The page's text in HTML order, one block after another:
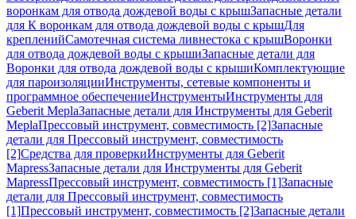
воронкам для отвода дождевой воды с крышЗапасные детали
для К воронкам для отвода дождевой воды с крышДля
крепленийСамотечная система ливнестока с крышВоронки
для отвода дождевой воды с крышиЗапасные детали для
Воронки для отвода дождевой воды с крышиКомплектующие
для пароизоляцииИнструменты, сетевые компоненты и
программное обеспечениеИнструментыИнструменты для
Geberit MeplaЗапасные детали для Инструменты для Geberit
MeplaПрессовый инструмент, совместимость [2]Запасные
детали для Прессовый инструмент, совместимость
[2]Средства для проверкиИнструменты для Geberit
MapressЗапасные детали для Инструменты для Geberit
MapressПрессовый инструмент, совместимость [1]Запасные
детали для Прессовый инструмент, совместимость
[1]Прессовый инструмент, совместимость [2]Запасные детали